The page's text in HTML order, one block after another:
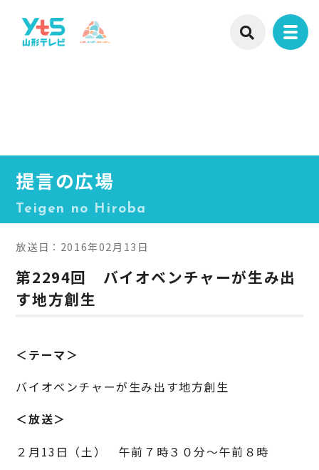
提言の広場
Teigen no Hiroba
放送日：2016年02月13日
第2294回 バイオベンチャーが生み出
す地方創生
＜テーマ＞
バイオベンチャーが生み出す地方創生
＜放送＞
２月13日（土） 午前７時３０分～午前８時